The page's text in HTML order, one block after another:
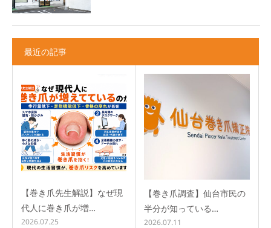
最近の記事
【巻き爪先生解説】なぜ現
代人に巻き爪が増…
2026.07.25
【巻き爪調査】仙台市民の
半分が知っている…
2026.07.11